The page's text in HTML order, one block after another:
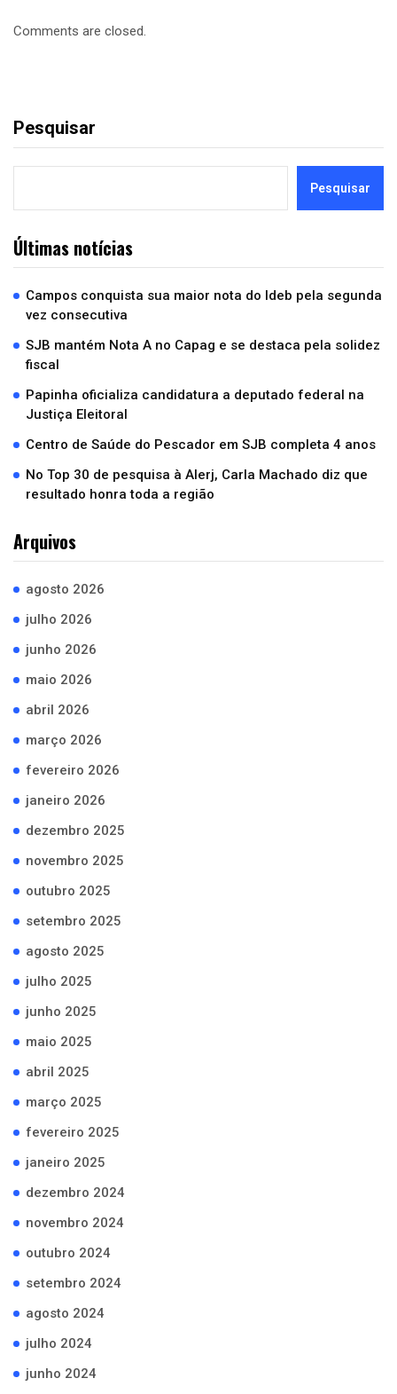
Comments are closed.
Pesquisar
Pesquisar
Últimas notícias
Campos conquista sua maior nota do Ideb pela segunda
vez consecutiva
SJB mantém Nota A no Capag e se destaca pela solidez
fiscal
Papinha oficializa candidatura a deputado federal na
Justiça Eleitoral
Centro de Saúde do Pescador em SJB completa 4 anos
No Top 30 de pesquisa à Alerj, Carla Machado diz que
resultado honra toda a região
Arquivos
agosto 2026
julho 2026
junho 2026
maio 2026
abril 2026
março 2026
fevereiro 2026
janeiro 2026
dezembro 2025
novembro 2025
outubro 2025
setembro 2025
agosto 2025
julho 2025
junho 2025
maio 2025
abril 2025
março 2025
fevereiro 2025
janeiro 2025
dezembro 2024
novembro 2024
outubro 2024
setembro 2024
agosto 2024
julho 2024
junho 2024